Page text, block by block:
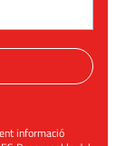
informació